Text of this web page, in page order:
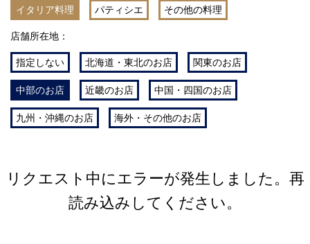
イタリア料理 パティシエ その他の料理
店舗所在地：
指定しない 北海道・東北のお店 関東のお店
中部のお店 近畿のお店 中国・四国のお店
九州・沖縄のお店 海外・その他のお店
リクエスト中にエラーが発生しました。再
読み込みしてください。